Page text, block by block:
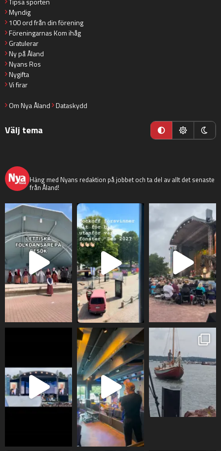
Myndig
100 ord från din förening
Föreningarnas Kom ihåg
Gratulerar
Ny på Åland
Nyans Ros
Nygifta
Vi firar
Om Nya Åland Dataskydd
Välj tema
Häng med Nyans redaktion på jobbet och ta del av allt det senaste
från Åland!